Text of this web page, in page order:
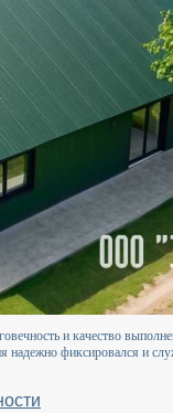
и качество
фиксировался и